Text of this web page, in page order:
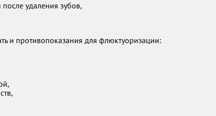
после удаления зубов,
и противопоказания для флюктуоризации: